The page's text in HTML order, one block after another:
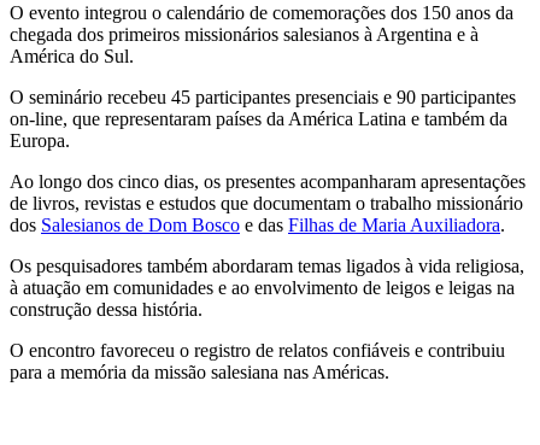
O evento integrou o calendário de comemorações dos 150 anos da
chegada dos primeiros missionários salesianos à Argentina e à
América do Sul.
O seminário recebeu 45 participantes presenciais e 90 participantes
on-line, que representaram países da América Latina e também da
Europa.
Ao longo dos cinco dias, os presentes acompanharam apresentações
de livros, revistas e estudos que documentam o trabalho missionário
dos Salesianos de Dom Bosco e das Filhas de Maria Auxiliadora.
Os pesquisadores também abordaram temas ligados à vida religiosa,
à atuação em comunidades e ao envolvimento de leigos e leigas na
construção dessa história.
O encontro favoreceu o registro de relatos confiáveis e contribuiu
para a memória da missão salesiana nas Américas.